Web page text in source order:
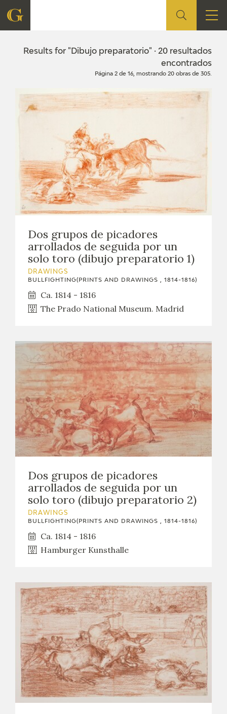
FOUNDATION
CONTACT
EXPOSICIONES
ACTIVIDADES
FRANCISCO DE GOYA
EL VIAJE DE GOYA
PREMIO ARAGÓN GOYA
PUBLICACIONES
ONLINE SHOP
EDUCA
Results for "Dibujo preparatorio" · 20 resultados
encontrados
Página 2 de 16, mostrando 20 obras de 305.
Dos grupos de picadores
arrollados de seguida por un
solo toro (dibujo preparatorio 1)
DRAWINGS
BULLFIGHTING(PRINTS AND DRAWINGS , 1814-1816)
Ca. 1814 - 1816
The Prado National Museum. Madrid
Dos grupos de picadores
arrollados de seguida por un
solo toro (dibujo preparatorio 2)
DRAWINGS
BULLFIGHTING(PRINTS AND DRAWINGS , 1814-1816)
Ca. 1814 - 1816
Hamburger Kunsthalle